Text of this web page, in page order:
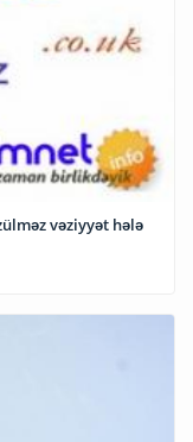
vəziyyət hələ